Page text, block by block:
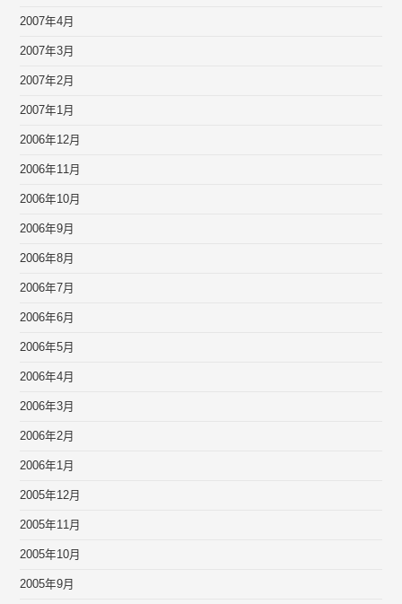
2007年4月
2007年3月
2007年2月
2007年1月
2006年12月
2006年11月
2006年10月
2006年9月
2006年8月
2006年7月
2006年6月
2006年5月
2006年4月
2006年3月
2006年2月
2006年1月
2005年12月
2005年11月
2005年10月
2005年9月